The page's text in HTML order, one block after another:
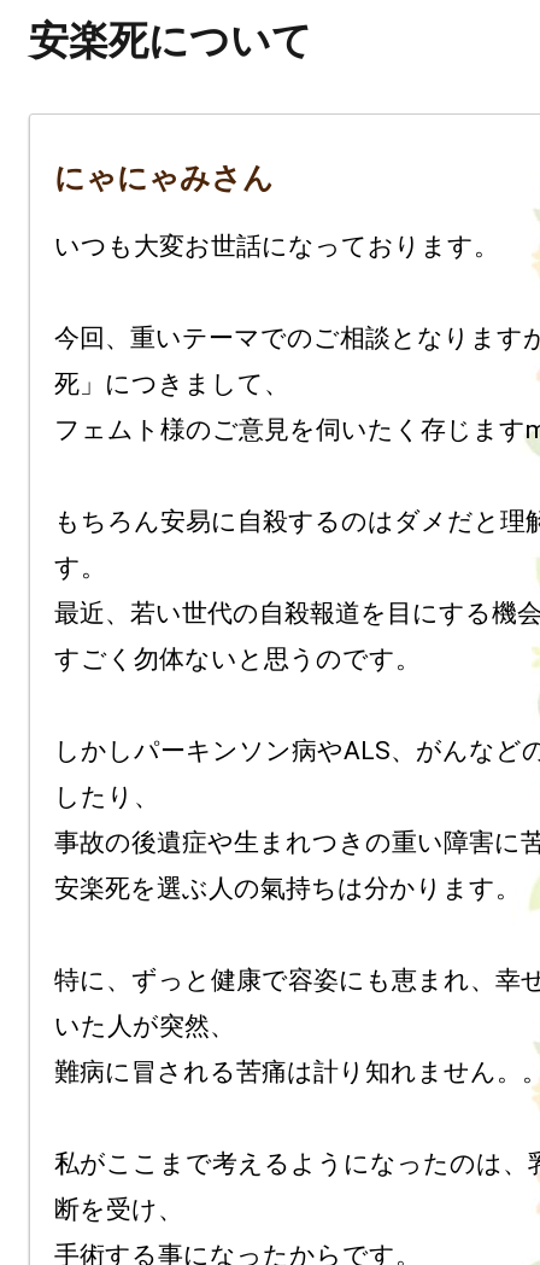
安楽死について
にゃにゃみさん
いつも大変お世話になっております。
今回、重いテーマでのご相談となります
死」につきまして、
フェムト様のご意見を伺いたく存じます
もちろん安易に自殺するのはダメだと理
す。
最近、若い世代の自殺報道を目にする機
すごく勿体ないと思うのです。
しかしパーキンソン病やALS、がんなど
したり、
事故の後遺症や生まれつきの重い障害に
安楽死を選ぶ人の氣持ちは分かります。
特に、ずっと健康で容姿にも恵まれ、幸
いた人が突然、
難病に冒される苦痛は計り知れません。
私がここまで考えるようになったのは、
断を受け、
手術する事になったからです。